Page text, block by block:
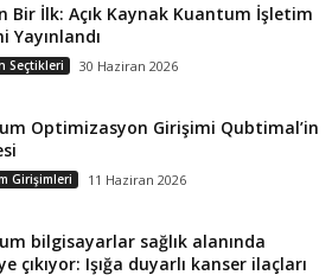
Bir İlk: Açık Kaynak Kuantum İşletim
Yayınlandı
Seçtikleri 30 Haziran 2026
Optimizasyon Girişimi Qubtimal’in
Girişimleri 11 Haziran 2026
bilgisayarlar sağlık alanında
çıkıyor: Işığa duyarlı kanser ilaçları